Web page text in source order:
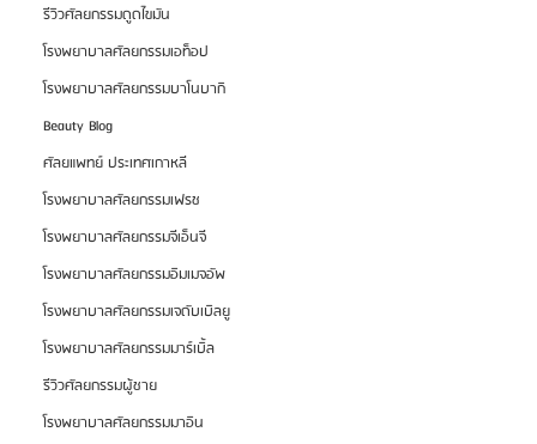
รีวิวศัลยกรรมดูดไขมัน
โรงพยาบาลศัลยกรรมเอท็อป
โรงพยาบาลศัลยกรรมบาโนบากิ
Beauty Blog
ศัลยแพทย์ ประเทศเกาหลี
โรงพยาบาลศัลยกรรมเฟรช
โรงพยาบาลศัลยกรรมจีเอ็นจี
โรงพยาบาลศัลยกรรมอิมเมจอัพ
โรงพยาบาลศัลยกรรมเจดับเบิลยู
โรงพยาบาลศัลยกรรมมาร์เบิ้ล
รีวิวศัลยกรรมผู้ชาย
โรงพยาบาลศัลยกรรมมาอิน